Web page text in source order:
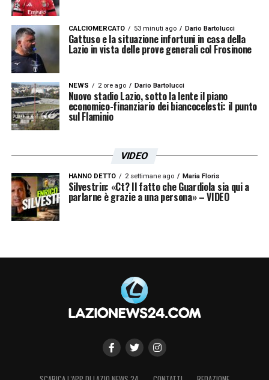
CALCIOMERCATO 53 minuti ago Dario Bartolucci
Gattuso e la situazione infortuni in casa della
Lazio in vista delle prove generali col Frosinone
NEWS 2 ore ago Dario Bartolucci
Nuovo stadio Lazio, sotto la lente il piano
economico-finanziario dei biancocelesti: il punto
sul Flaminio
VIDEO
HANNO DETTO 2 settimane ago Maria Floris
Silvestrin: «Ct? Il fatto che Guardiola sia qui a
parlarne è grazie a una persona» – VIDEO